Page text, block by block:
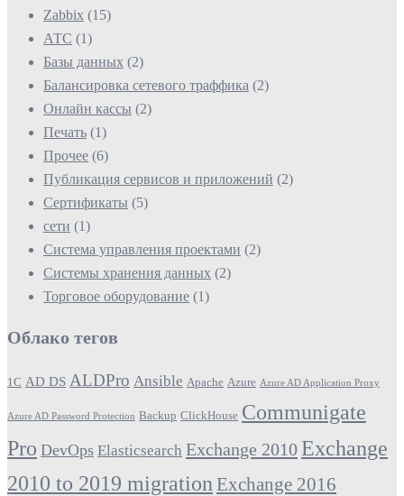
Zabbix (15)
АТС (1)
Базы данных (2)
Балансировка сетевого траффика (2)
Онлайн кассы (2)
Печать (1)
Прочее (6)
Публикация сервисов и приложений (2)
Сертификаты (5)
сети (1)
Система управления проектами (2)
Системы хранения данных (2)
Торговое оборудование (1)
Облако тегов
1С AD DS ALDPro Ansible Apache Azure Azure AD Application Proxy
Azure AD Password Protection Backup ClickHouse Communigate
Pro DevOps Elasticsearch Exchange 2010Exchange
2010 to 2019 migration Exchange 2016